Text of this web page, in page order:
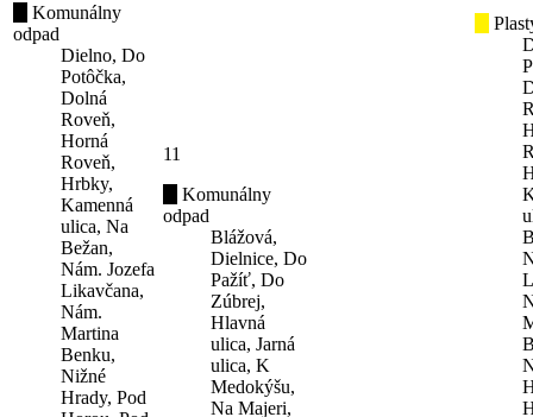
Komunálny
odpad
Dielno, Do
Potôčka,
Dolná
Roveň,
Horná
Roveň,
Hrbky,
Kamenná
ulica, Na
Bežan,
Nám. Jozefa
Likavčana,
Nám.
Martina
Benku,
Nižné
Hrady, Pod
11
Komunálny
odpad
Blážová,
Dielnice, Do
Pažíť, Do
Zúbrej,
Hlavná
ulica, Jarná
ulica, K
Medokýšu,
Na Majeri,